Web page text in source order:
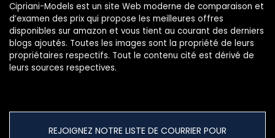
Cipriani-Models est un site Web moderne de comparaison et
d’examen des prix qui propose les meilleures offres
disponibles sur amazon et vous tient au courant des derniers
blogs ajoutés. Toutes les images sont la propriété de leurs
propriétaires respectifs. Tout le contenu cité est dérivé de
leurs sources respectives.
REJOIGNEZ NOTRE LISTE DE COURRIER POUR